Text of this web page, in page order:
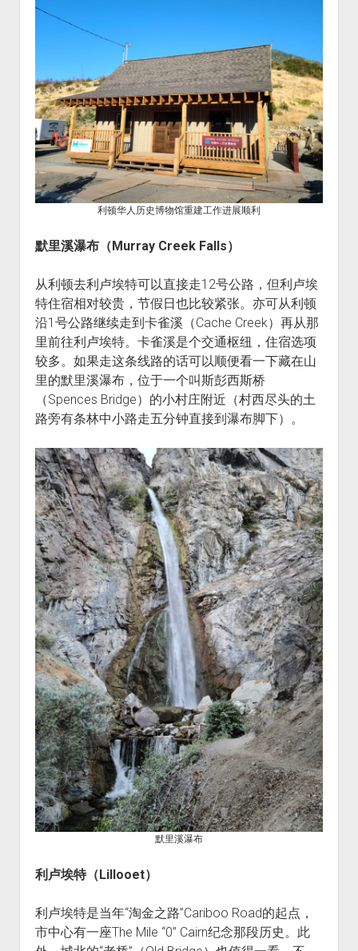
利顿华人历史博物馆重建工作进展顺利
默里溪瀑布（Murray Creek Falls）
从利顿去利卢埃特可以直接走12号公路，但利卢埃
特住宿相对较贵，节假日也比较紧张。亦可从利顿
沿1号公路继续走到卡雀溪（Cache Creek）再从那
里前往利卢埃特。卡雀溪是个交通枢纽，住宿选项
较多。如果走这条线路的话可以顺便看一下藏在山
里的默里溪瀑布，位于一个叫斯彭西斯桥
（Spences Bridge）的小村庄附近（村西尽头的土
路旁有条林中小路走五分钟直接到瀑布脚下）。
默里溪瀑布
利卢埃特（Lillooet）
利卢埃特是当年“淘金之路”Cariboo Road的起点，
市中心有一座The Mile “0” Cairn纪念那段历史。此